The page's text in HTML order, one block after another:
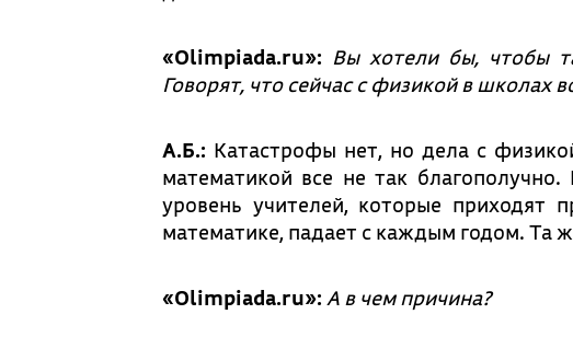
«Olimpiada.ru»: Вы хотели бы, чтобы
Говорят, что сейчас с физикой в школах
А.Б.: Катастрофы нет, но дела с
математикой все не так
уровень учителей, которые приходят
математике, падает с каждым годом. Та
«Olimpiada.ru»: А в чем причина?